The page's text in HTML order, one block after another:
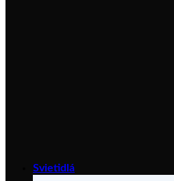
Svietidlá